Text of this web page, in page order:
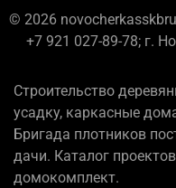
© 2026
+7 921 027-89-78; г.
Строительство
усадку, каркасные
Бригада плотников
дачи. Каталог
домокомплект.